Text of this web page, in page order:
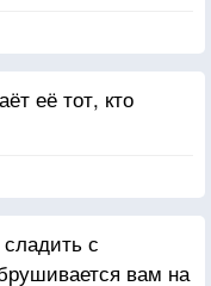
её тот, кто
с
вам на